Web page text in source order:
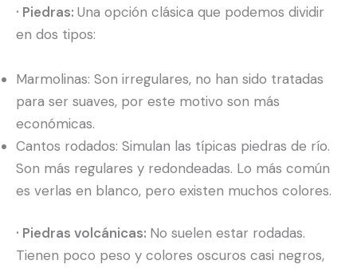
· Piedras: Una opción clásica que podemos dividir
en dos tipos:
Marmolinas: Son irregulares, no han sido tratadas
para ser suaves, por este motivo son más
económicas.
Cantos rodados: Simulan las típicas piedras de río.
Son más regulares y redondeadas. Lo más común
es verlas en blanco, pero existen muchos colores.
· Piedras volcánicas: No suelen estar rodadas.
Tienen poco peso y colores oscuros casi negros,